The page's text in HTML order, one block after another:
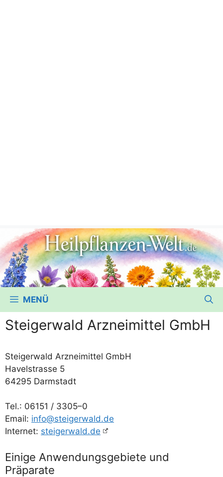
MENÜ
Steigerwald Arzneimittel GmbH
Stei­ger­wald Arz­nei­mit­tel GmbH
Havel­stras­se 5
64295 Darmstadt
Tel.: 06151 /​ 3305–0
Email: info@steigerwald.de
Inter­net: steigerwald.de
Einige Anwendungsgebiete und
Präparate